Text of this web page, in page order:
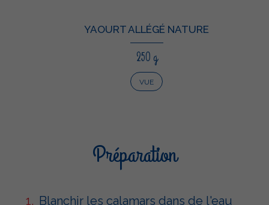
YAOURT ALLÉGÉ NATURE
250 g
VUE
Préparation
Blanchir les calamars dans de l'eau